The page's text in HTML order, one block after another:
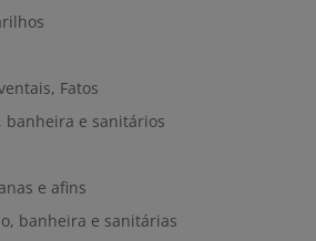
Fatos
banheira e sanitários
e afins
banheira e sanitárias